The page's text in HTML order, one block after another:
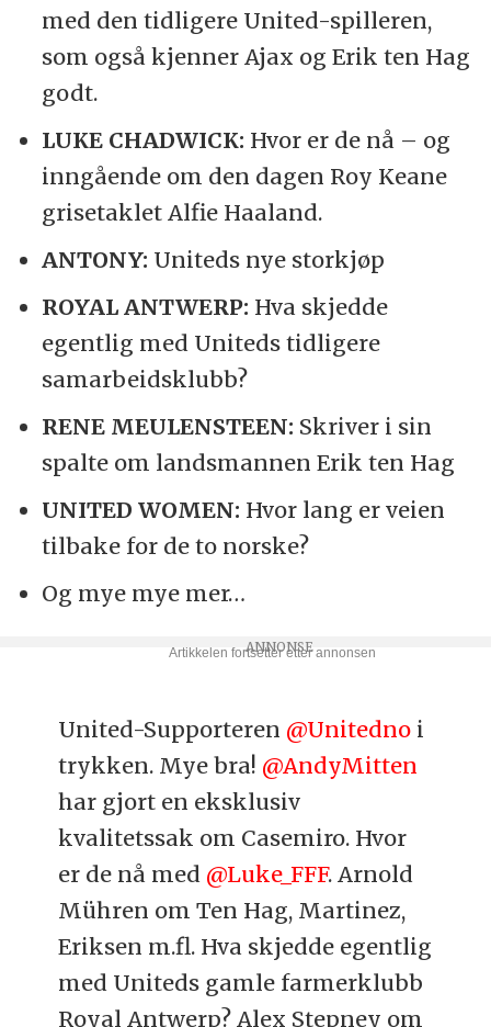
med den tidligere United-spilleren,
som også kjenner Ajax og Erik ten Hag
godt.
LUKE CHADWICK: Hvor er de nå – og
inngående om den dagen Roy Keane
grisetaklet Alfie Haaland.
ANTONY: Uniteds nye storkjøp
ROYAL ANTWERP: Hva skjedde
egentlig med Uniteds tidligere
samarbeidsklubb?
RENE MEULENSTEEN: Skriver i sin
spalte om landsmannen Erik ten Hag
UNITED WOMEN: Hvor lang er veien
tilbake for de to norske?
Og mye mye mer…
United-Supporteren @Unitedno i
trykken. Mye bra! @AndyMitten
har gjort en eksklusiv
kvalitetssak om Casemiro. Hvor
er de nå med @Luke_FFF. Arnold
Mühren om Ten Hag, Martinez,
Eriksen m.fl. Hva skjedde egentlig
med Uniteds gamle farmerklubb
Royal Antwerp? Alex Stepney om